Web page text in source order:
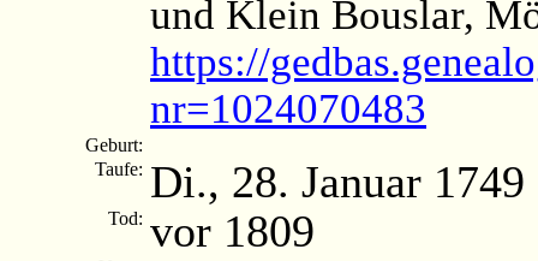
und Klein Bouslar,
https://
nr=1024070483
Geburt:
Taufe: Di., 28. Januar 1749
Tod: vor 1809